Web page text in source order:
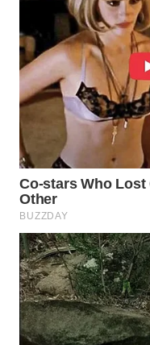
BINTAN
WN
MANDALIKA
WN
LIKUPANG
WN
LABUANBAJO
WN
BORNEO
Wahana
Media